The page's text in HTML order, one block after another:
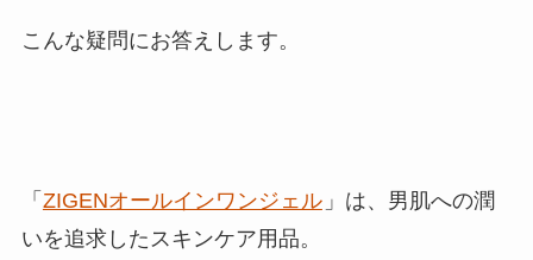
こんな疑問にお答えします。
「 ZIGENオールインワンジェル 」は、 男肌への潤
いを追求したスキンケア用品。